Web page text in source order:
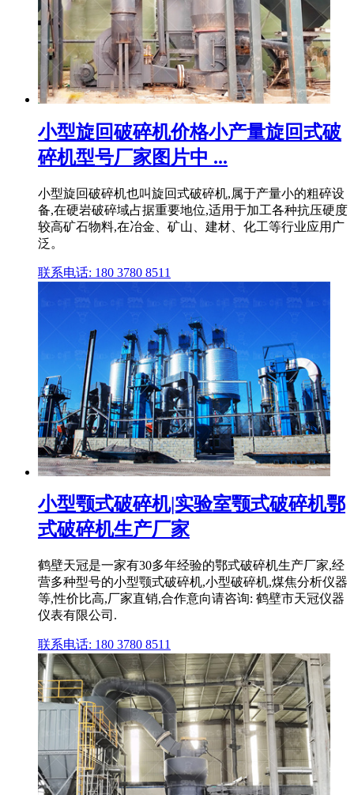
小型旋回破碎机价格小产量旋回式破
碎机型号厂家图片中 ...
小型旋回破碎机也叫旋回式破碎机,属于产量小的粗碎设
备,在硬岩破碎域占据重要地位,适用于加工各种抗压硬度
较高矿石物料,在冶金、矿山、建材、化工等行业应用广
泛。
联系电话: 180 3780 8511
小型颚式破碎机|实验室颚式破碎机鄂
式破碎机生产厂家
鹤壁天冠是一家有30多年经验的鄂式破碎机生产厂家,经
营多种型号的小型颚式破碎机,小型破碎机,煤焦分析仪器
等,性价比高,厂家直销,合作意向请咨询: 鹤壁市天冠仪器
仪表有限公司.
联系电话: 180 3780 8511